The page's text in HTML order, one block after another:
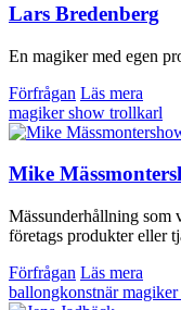
Lars Bredenberg
En magiker med egen
Förfrågan Läs mera
magikershow trollkarl
Mike
Mässunderhållning som
företags produkter eller
Förfrågan Läs mera
ballongkonstnärmagiker